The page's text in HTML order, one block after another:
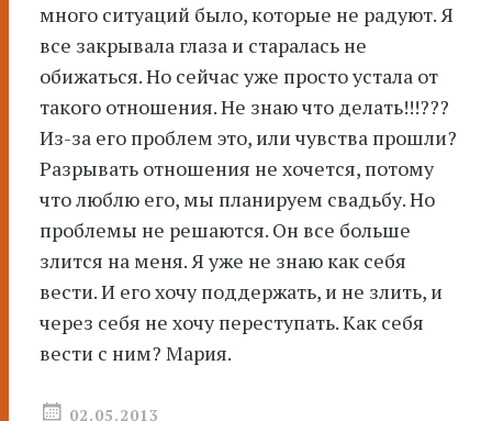
много ситуаций было, которые не радуют. Я
все закрывала глаза и старалась не
обижаться. Но сейчас уже просто устала от
такого отношения. Не знаю что делать!!!???
Из-за его проблем это, или чувства прошли?
Разрывать отношения не хочется, потому
что люблю его, мы планируем свадьбу. Но
проблемы не решаются. Он все больше
злится на меня. Я уже не знаю как себя
вести. И его хочу поддержать, и не злить, и
через себя не хочу переступать. Как себя
вести с ним? Мария.
02.05.2013